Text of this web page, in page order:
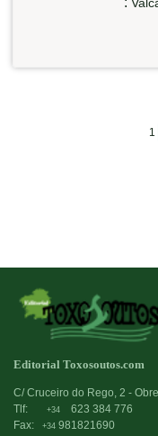
1
Editorial Toxosoutos.com
C/ Cruceiro do Rego, 2 -
Tlf:
+34
623 384 776
Fax:
+34 981821690